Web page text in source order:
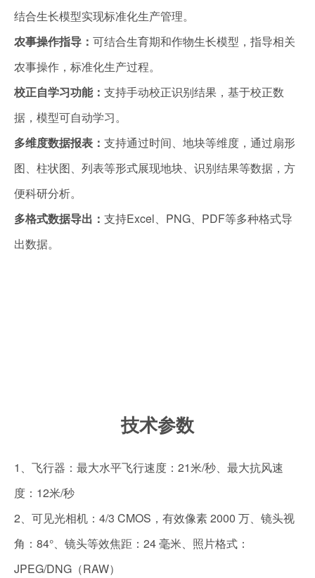
结合生长模型实现标准化生产管理‌。
农事操作指导： 可结合生育期和作物生长模型，指导相关
农事操作，标准化生产过程。
校正自学习功能： 支持手动校正识别结果，基于校正数
据，模型可自动学习。
多维度数据报表： 支持通过时间、地块等维度，通过扇形
图、柱状图、列表等形式展现地块、识别结果等数据，方
便科研分析。
多格式数据导出： 支持Excel、PNG、PDF等多种格式导
出数据。
技术参数
1、飞行器：最大水平飞行速度：21米/秒、最大抗风速
度：12米/秒
2、可见光相机：4/3 CMOS，有效像素 2000 万、镜头视
角：84°、镜头等效焦距：24 毫米、照片格式：
JPEG/DNG（RAW）